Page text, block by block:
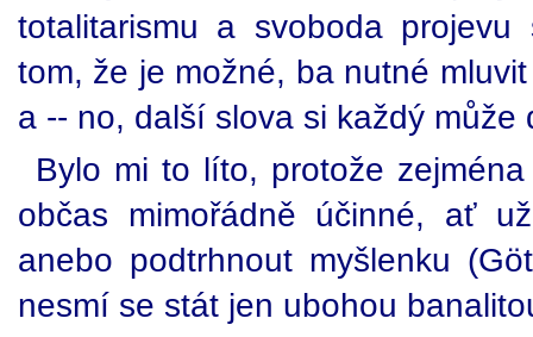
totalitarismu a svoboda
tom, že je možné, ba nutné
a -- no, další slova si každý může
Bylo mi to líto, protože
občas mimořádně účinné, ať
anebo podtrhnout myšlenku
nesmí se stát jen ubohou